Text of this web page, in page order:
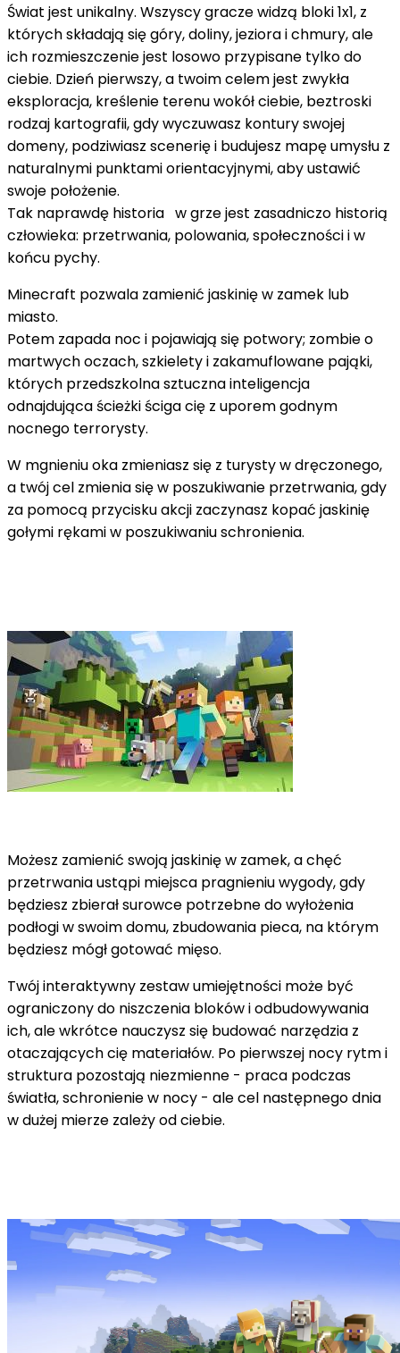
Świat jest unikalny. Wszyscy gracze widzą bloki 1x1, z
których składają się góry, doliny, jeziora i chmury, ale
ich rozmieszczenie jest losowo przypisane tylko do
ciebie. Dzień pierwszy, a twoim celem jest zwykła
eksploracja, kreślenie terenu wokół ciebie, beztroski
rodzaj kartografii, gdy wyczuwasz kontury swojej
domeny, podziwiasz scenerię i budujesz mapę umysłu z
naturalnymi punktami orientacyjnymi, aby ustawić
swoje położenie.
Tak naprawdę historia w grze jest zasadniczo historią
człowieka: przetrwania, polowania, społeczności i w
końcu pychy.
Minecraft pozwala zamienić jaskinię w zamek lub
miasto.
Potem zapada noc i pojawiają się potwory; zombie o
martwych oczach, szkielety i zakamuflowane pająki,
których przedszkolna sztuczna inteligencja
odnajdująca ścieżki ściga cię z uporem godnym
nocnego terrorysty.
W mgnieniu oka zmieniasz się z turysty w dręczonego,
a twój cel zmienia się w poszukiwanie przetrwania, gdy
za pomocą przycisku akcji zaczynasz kopać jaskinię
gołymi rękami w poszukiwaniu schronienia.
Możesz zamienić swoją jaskinię w zamek, a chęć
przetrwania ustąpi miejsca pragnieniu wygody, gdy
będziesz zbierał surowce potrzebne do wyłożenia
podłogi w swoim domu, zbudowania pieca, na którym
będziesz mógł gotować mięso.
Twój interaktywny zestaw umiejętności może być
ograniczony do niszczenia bloków i odbudowywania
ich, ale wkrótce nauczysz się budować narzędzia z
otaczających cię materiałów. Po pierwszej nocy rytm i
struktura pozostają niezmienne - praca podczas
światła, schronienie w nocy - ale cel następnego dnia
w dużej mierze zależy od ciebie.